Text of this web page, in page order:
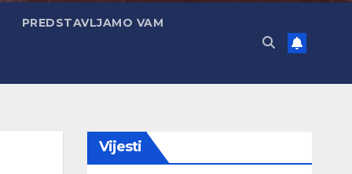
PREDSTAVLJAMO VAM
Vijesti